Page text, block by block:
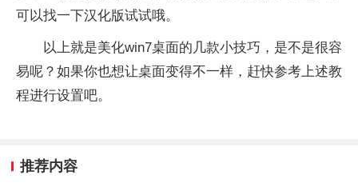
可以找一下汉化版试试哦。
以上就是美化win7桌面的几款小技巧，是不是很容
易呢？如果你也想让桌面变得不一样，赶快参考上述教
程进行设置吧。
推荐内容